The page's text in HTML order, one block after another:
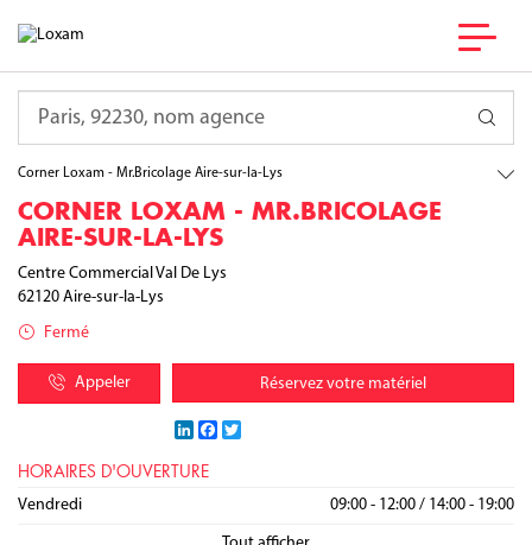
France
Corner Loxam - Mr.Bricolage Aire-sur-la-Lys
CORNER LOXAM - MR.BRICOLAGE
AIRE-SUR-LA-LYS
Centre Commercial Val De Lys
62120 Aire-sur-la-Lys
Fermé
Appeler Réservez votre matériel
LinkedInFacebook
HORAIRES D'OUVERTURE
Lundi 09:00 - 12:00 / 14:00 - 19:00
Mardi 09:00 - 12:00 / 14:00 - 19:00
Mercredi 09:00 - 12:00 / 14:00 - 19:00
Jeudi 09:00 - 12:00 / 14:00 - 19:00
Vendredi 09:00 - 12:00 / 14:00 - 19:00